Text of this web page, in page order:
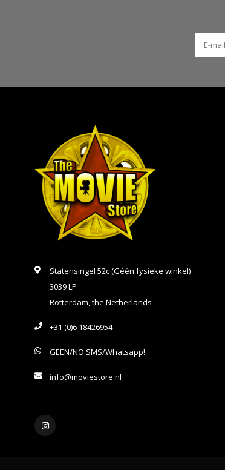
Statensingel 52c (Géén fysieke winkel)
3039 LP
Rotterdam, the Netherlands
+31 (0)6 18426954
GEEN/NO SMS/Whatsapp!
info@moviestore.nl